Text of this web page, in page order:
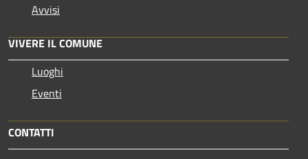
Avvisi
VIVERE IL COMUNE
Luoghi
Eventi
CONTATTI